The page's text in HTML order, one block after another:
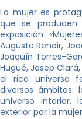
La mujer es
que se
exposición
Auguste Renoir,
Joaquín Torres-
Hugué, Josep
el rico universo
diversos
universo interior,
exterior por la